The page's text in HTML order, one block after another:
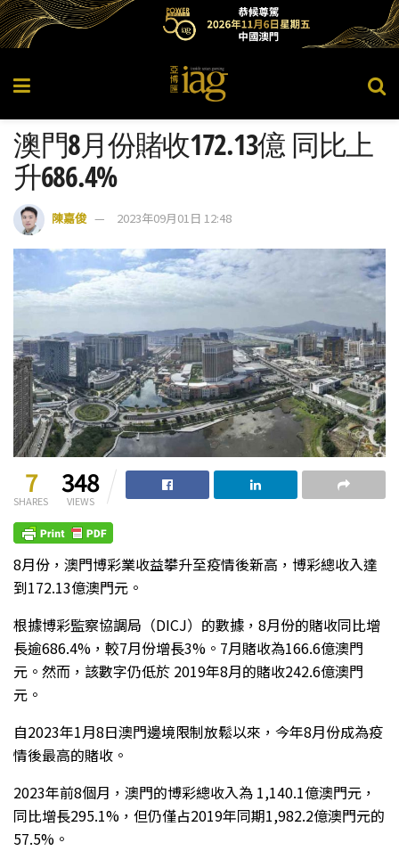
澳門8月份賭收172.13億 同比上
升686.4%
陳嘉俊 2023年09月01日 12:48
7
SHARES
348
VIEWS
8月份，澳門博彩業收益攀升至疫情後新高，博彩總收入達
到172.13億澳門元。
根據博彩監察協調局（DICJ）的數據，8月份的賭收同比增
長逾686.4%，較7月份增長3%。7月賭收為166.6億澳門
元。然而，該數字仍低於 2019年8月的賭收242.6億澳門
元。
自2023年1月8日澳門邊境限制放鬆以來，今年8月份成為疫
情後最高的賭收。
2023年前8個月，澳門的博彩總收入為 1,140.1億澳門元，
同比增長295.1%，但仍僅占2019年同期1,982.2億澳門元的
57.5%。